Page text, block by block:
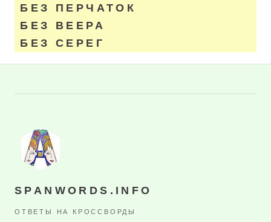
БЕЗ ПЕРЧАТОК
БЕЗ ВЕЕРА
БЕЗ СЕРЕГ
SPANWORDS.INFO
ОТВЕТЫ НА КРОССВОРДЫ